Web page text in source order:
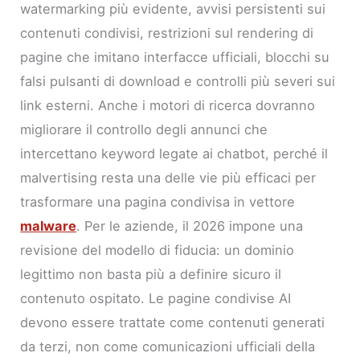
watermarking più evidente, avvisi persistenti sui
contenuti condivisi, restrizioni sul rendering di
pagine che imitano interfacce ufficiali, blocchi su
falsi pulsanti di download e controlli più severi sui
link esterni. Anche i motori di ricerca dovranno
migliorare il controllo degli annunci che
intercettano keyword legate ai chatbot, perché il
malvertising resta una delle vie più efficaci per
trasformare una pagina condivisa in vettore
malware. Per le aziende, il 2026 impone una
revisione del modello di fiducia: un dominio
legittimo non basta più a definire sicuro il
contenuto ospitato. Le pagine condivise AI
devono essere trattate come contenuti generati
da terzi, non come comunicazioni ufficiali della